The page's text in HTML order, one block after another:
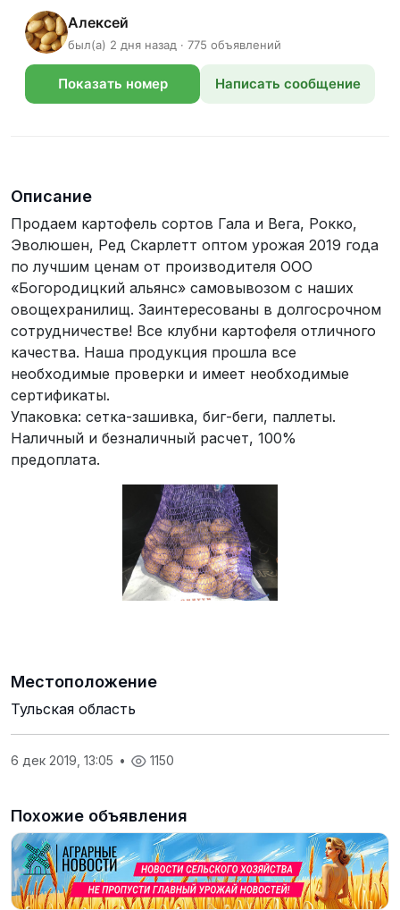
Алексей
был(а) 2 дня назад · 775 объявлений
Показать номер Написать сообщение
Описание
Продаем картофель сортов Гала и Вега, Рокко,
Эволюшен, Ред Скарлетт оптом урожая 2019 года
по лучшим ценам от производителя ООО
«Богородицкий альянс» самовывозом с наших
овощехранилищ. Заинтересованы в долгосрочном
сотрудничестве! Все клубни картофеля отличного
качества. Наша продукция прошла все
необходимые проверки и имеет необходимые
сертификаты.
Упаковка: сетка-зашивка, биг-беги, паллеты.
Наличный и безналичный расчет, 100%
предоплата.
Местоположение
Тульская область
6 дек 2019, 13:05 • 1150
Похожие объявления